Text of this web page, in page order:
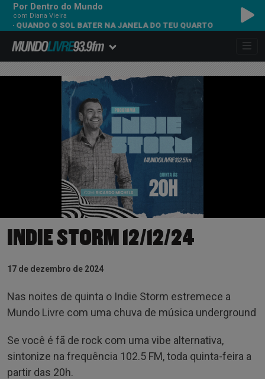
Por Dentro do Mundo
com Diana Vieira
QUANDO O SOL BATER NA JANELA DO TEU QUARTO
INDIE STORM 12/12/24
17 de dezembro de 2024
Nas noites de quinta o Indie Storm estremece a
Mundo Livre com uma chuva de música underground
Se você é fã de rock com uma vibe alternativa,
sintonize na frequência 102.5 FM, toda quinta-feira a
partir das 20h.